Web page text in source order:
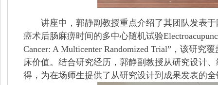
讲座中，郭静副教授重点介绍了其团队发表
癌术后肠麻痹时间的多中心随机试验
Cancer: A Multicenter Randomized Trial”，该研
床价值。结合研究经历，郭静副教授从研究设计
得，为在场师生提供了从研究设计到成果发表的